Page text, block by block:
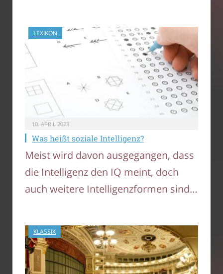
LEXIKON
10. APRIL 2023
Was heißt soziale Intelligenz?
Meist wird davon ausgegangen, dass
die Intelligenz den IQ meint, doch
auch weitere Intelligenzformen sind…
KLASSIK